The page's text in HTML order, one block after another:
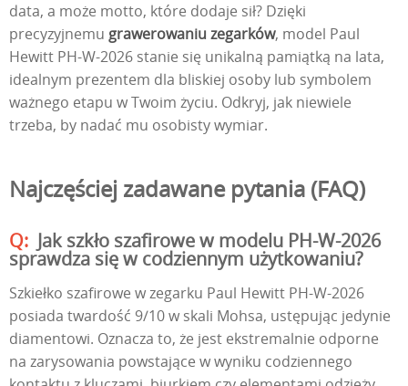
data, a może motto, które dodaje sił? Dzięki
precyzyjnemu grawerowaniu zegarków, model Paul
Hewitt PH-W-2026 stanie się unikalną pamiątką na lata,
idealnym prezentem dla bliskiej osoby lub symbolem
ważnego etapu w Twoim życiu. Odkryj, jak niewiele
trzeba, by nadać mu osobisty wymiar.
Najczęściej zadawane pytania (FAQ)
Jak szkło szafirowe w modelu PH-W-2026
sprawdza się w codziennym użytkowaniu?
Szkiełko szafirowe w zegarku Paul Hewitt PH-W-2026
posiada twardość 9/10 w skali Mohsa, ustępując jedynie
diamentowi. Oznacza to, że jest ekstremalnie odporne
na zarysowania powstające w wyniku codziennego